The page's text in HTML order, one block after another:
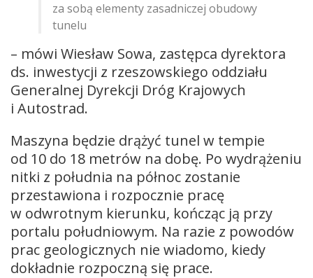
za sobą elementy zasadniczej obudowy
tunelu
– mówi Wiesław Sowa, zastępca dyrektora
ds. inwestycji z rzeszowskiego oddziału
Generalnej Dyrekcji Dróg Krajowych
i Autostrad.
Maszyna będzie drążyć tunel w tempie
od 10 do 18 metrów na dobę. Po wydrążeniu
nitki z południa na północ zostanie
przestawiona i rozpocznie pracę
w odwrotnym kierunku, kończąc ją przy
portalu południowym. Na razie z powodów
prac geologicznych nie wiadomo, kiedy
dokładnie rozpoczną się prace.